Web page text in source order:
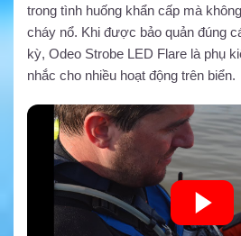
trong tình huống khẩn cấp mà
cháy nổ. Khi được bảo quản đúng
kỳ, Odeo Strobe LED Flare là phụ
nhắc cho nhiều hoạt động trên biển.